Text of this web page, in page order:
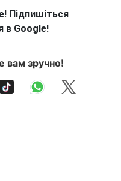
Підпишіться
в Google!
вам зручно!